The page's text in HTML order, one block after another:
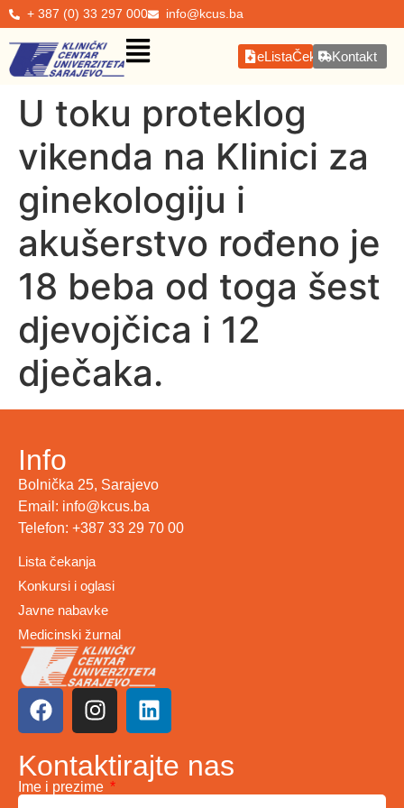
+ 387 (0) 33 297 000 info@kcus.ba
eListaČekanjaKontakt
U toku proteklog
vikenda na Klinici za
ginekologiju i
akušerstvo rođeno je
18 beba od toga šest
djevojčica i 12
dječaka.
Info
Bolnička 25, Sarajevo
Email: info@kcus.ba
Telefon: +387 33 29 70 00
Lista čekanja
Konkursi i oglasi
Javne nabavke
Medicinski žurnal
Kontaktirajte nas
Ime i prezime